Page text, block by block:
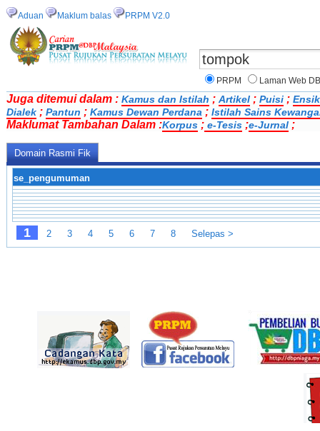
Aduan Maklum balas PRPM V2.0
PRPM Laman Web
Juga ditemui dalam : Kamus dan Istilah ; Artikel ; Puisi ;
Dialek ; Pantun ; Kamus Dewan Perdana ; Istilah Sains
Maklumat Tambahan Dalam :Korpus ; e-Tesis ;e-Jurnal ;
Domain Rasmi Fik
se_pengumuman
1 2 3 4 5 6 7 8 Selepas >